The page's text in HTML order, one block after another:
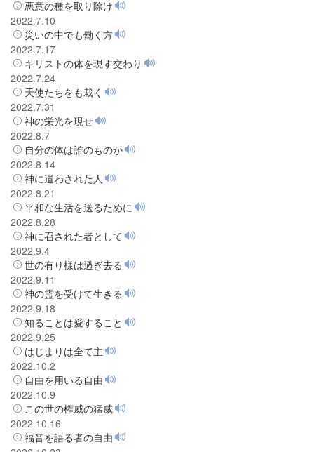
悪意の種を取り除け
2022.7.10
災いの中でも働く方
2022.7.17
キリストの体を現す交わり
2022.7.24
天使たちをも裁く
2022.7.31
神の栄光を現せ
2022.8.7
自分の体は誰のものか
2022.8.14
神に遣わされた人
2022.8.21
平和な生活を送るために
2022.8.28
神に召された者として
2022.9.4
世の有り様は過ぎ去る
2022.9.11
神の霊を受けて生きる
2022.9.18
知ることは愛すること
2022.9.25
はじまりは全て主
2022.10.2
自由を用いる自由
2022.10.9
この世の権威の猛威
2022.10.16
福音を語る者の自由